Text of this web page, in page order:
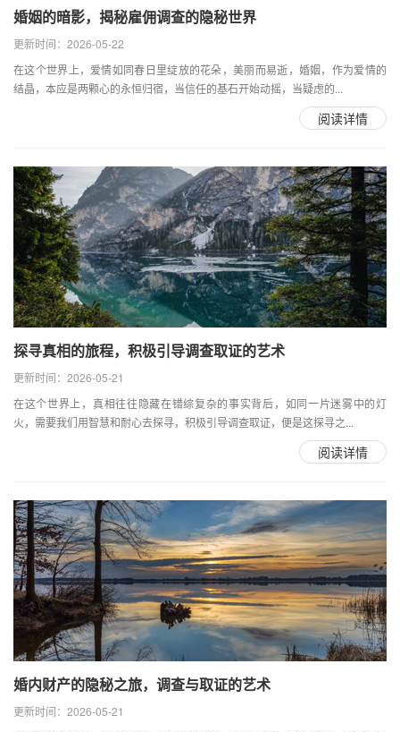
婚姻的暗影，揭秘雇佣调查的隐秘世界
更新时间：2026-05-22
在这个世界上，爱情如同春日里绽放的花朵，美丽而易逝，婚姻，作为爱情的
结晶，本应是两颗心的永恒归宿，当信任的基石开始动摇，当疑虑的...
阅读详情
探寻真相的旅程，积极引导调查取证的艺术
更新时间：2026-05-21
在这个世界上，真相往往隐藏在错综复杂的事实背后，如同一片迷雾中的灯
火，需要我们用智慧和耐心去探寻，积极引导调查取证，便是这探寻之...
阅读详情
婚内财产的隐秘之旅，调查与取证的艺术
更新时间：2026-05-21